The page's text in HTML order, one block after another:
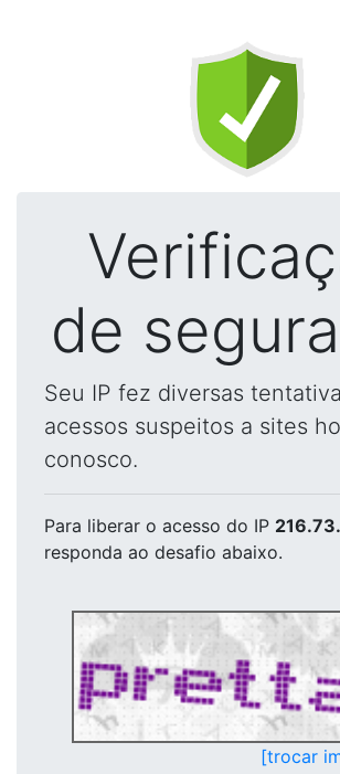
de
Seu IP fez diversas
acessos suspeitos a sites
conosco.
Para liberar o acesso do IP
responda ao desafio abaixo.
[trocar